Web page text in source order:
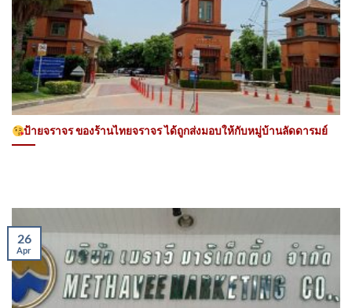
ป้ายจราจร ของร้านไทยจราจร ได้ถูกส่งมอบให้กับหมู่บ้านลัดดารมย์
26
Apr